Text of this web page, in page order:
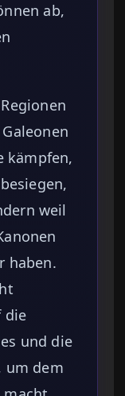
ab,
kämpfen,
weil
haben.
die
und die
um dem